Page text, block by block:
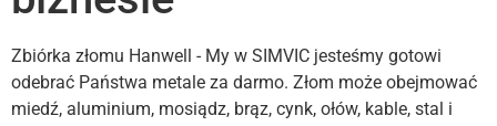
Zbiórka złomu Hanwell - My w SIMVIC jesteśmy gotowi
odebrać Państwa metale za darmo. Złom może obejmować
miedź, aluminium, mosiądz, brąz, cynk, ołów, kable, stal i